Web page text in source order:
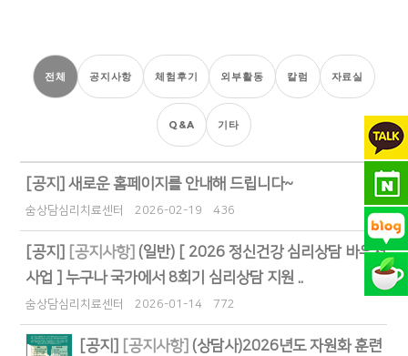
전체 공지사항 체험후기 외부활동 칼럼 자료실
Q&A 기타
[공지]새로운 홈페이지를 안내해 드립니다~
숨상담심리치료센터 2026-02-19 436
[공지] [공지사항] (일반) [ 2026 정신건강 심리상담 바우처
사업 ] 누구나 국가에서 8회기 심리상담 지원 ..
숨상담심리치료센터 2026-01-14 772
[공지] [공지사항] (상담사)2026년도 자원화 훈련